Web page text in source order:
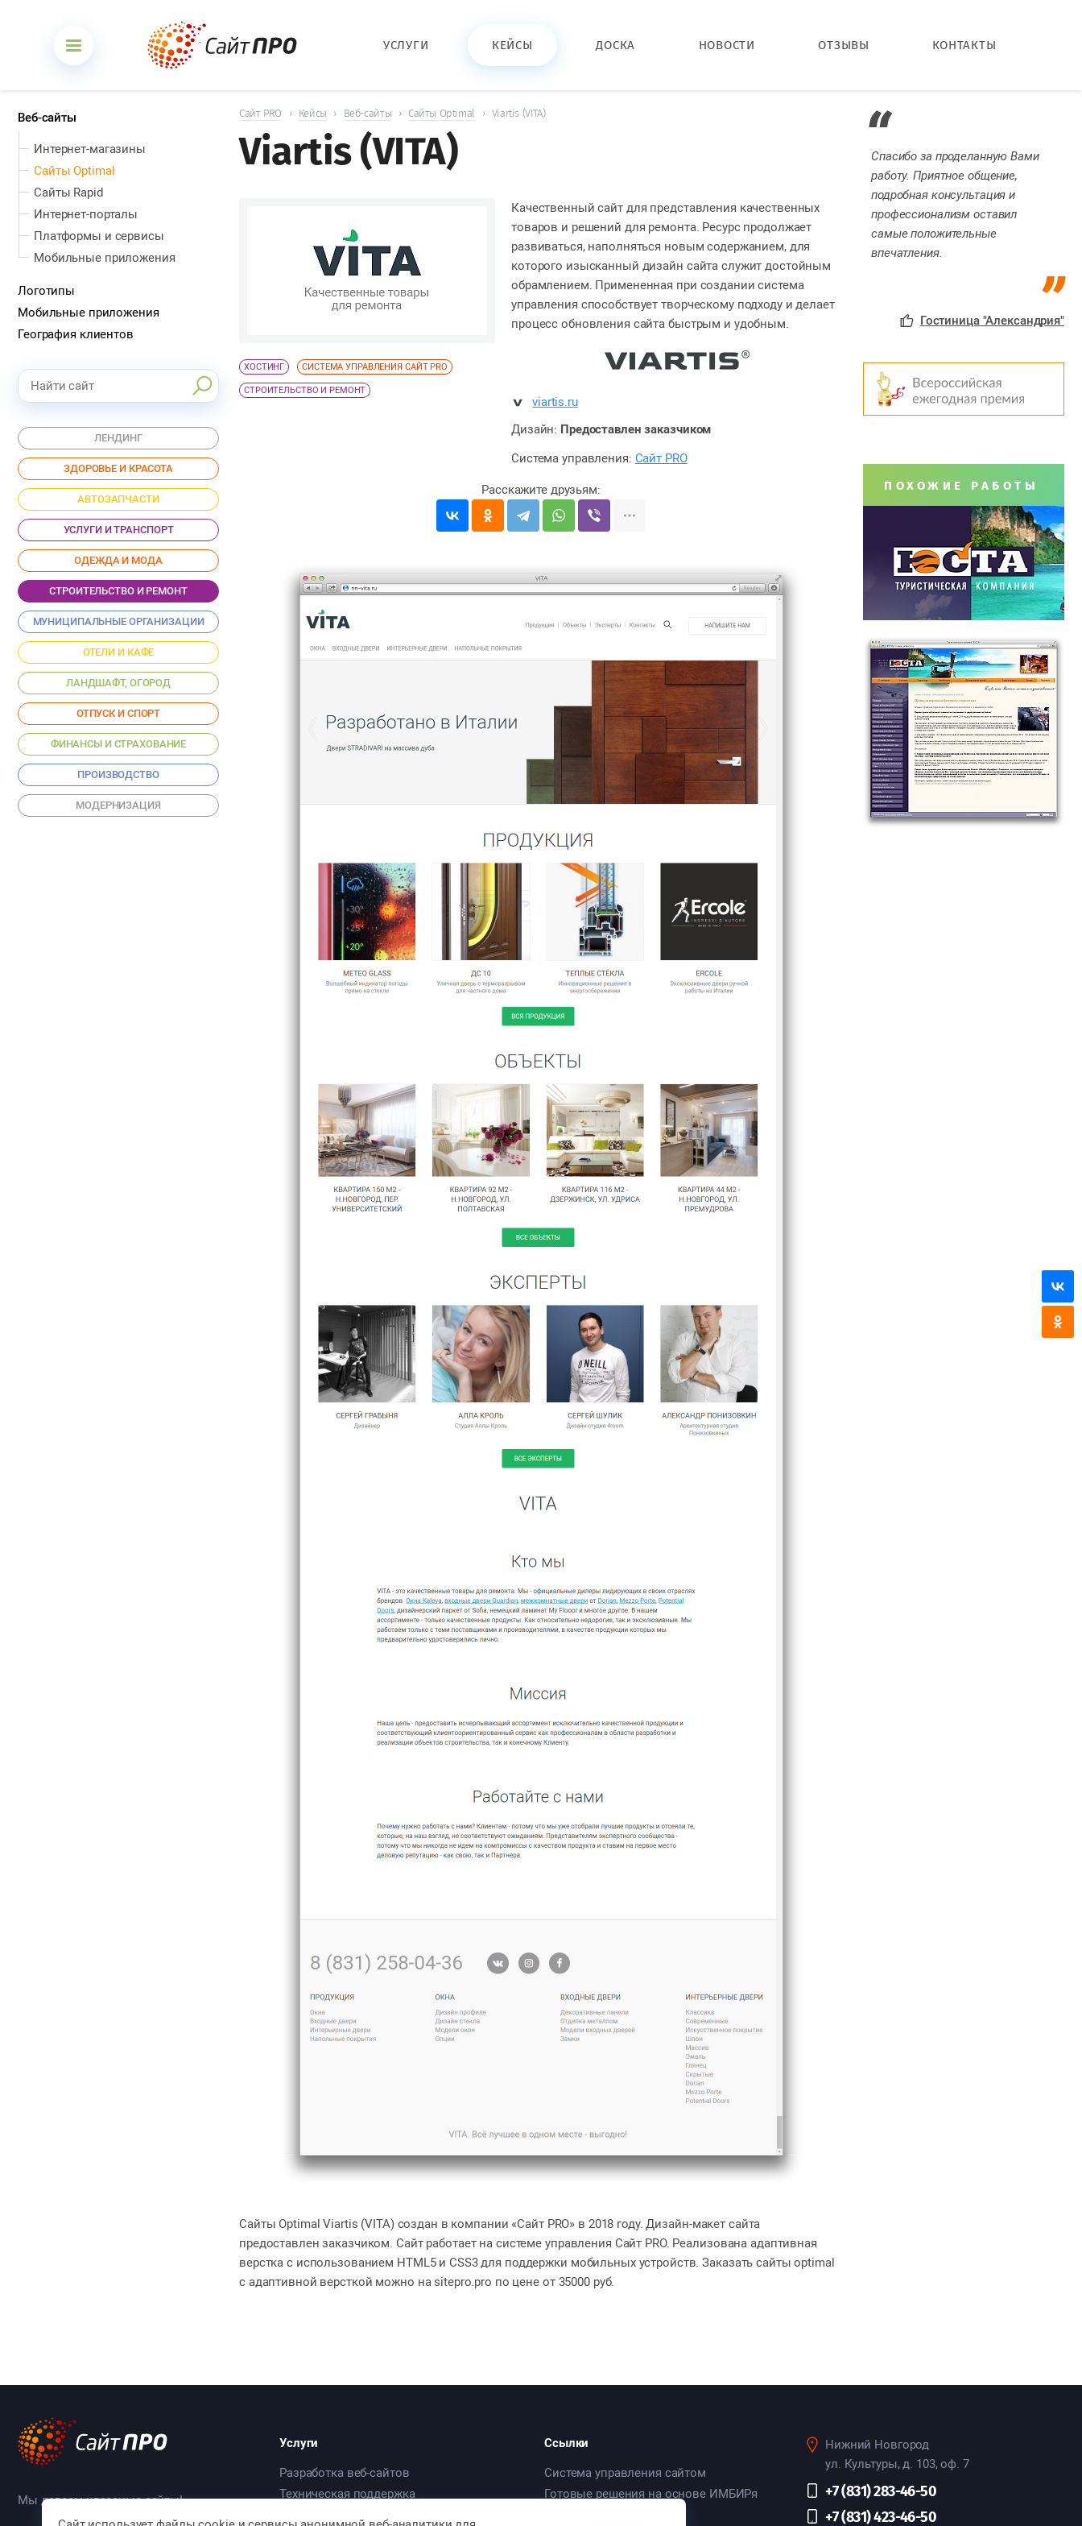
Сайт PRO › Кейсы › Веб-сайты › Сайты Optimal › Viartis (VITA)
Viartis (VITA)
ХОСТИНГ СИСТЕМА УПРАВЛЕНИЯ САЙТ PRO
СТРОИТЕЛЬСТВО И РЕМОНТ
Качественный сайт для представления качественных
товаров и решений для ремонта. Ресурс продолжает
развиваться, наполняться новым содержанием, для
которого изысканный дизайн сайта служит достойным
обрамлением. Примененная при создании система
управления способствует творческому подходу и делает
процесс обновления сайта быстрым и удобным.
viartis.ru
Дизайн: Предоставлен заказчиком
Система управления: Сайт PRO
Сайты Optimal Viartis (VITA) создан в компании «Сайт PRO» в 2018 году. Дизайн-макет сайта
предоставлен заказчиком. Сайт работает на системе управления Сайт PRO. Реализована адаптивная
верстка с использованием HTML5 и CSS3 для поддержки мобильных устройств. Заказать сайты optimal
с адаптивной версткой можно на sitepro.pro по цене от 35000 руб.
Веб-сайты
Интернет-магазины
Сайты Optimal
Сайты Rapid
Интернет-порталы
Платформы и сервисы
Мобильные приложения
Логотипы
Мобильные приложения
География клиентов
ЛЕНДИНГ
ЗДОРОВЬЕ И КРАСОТА
АВТОЗАПЧАСТИ
УСЛУГИ И ТРАНСПОРТ
ОДЕЖДА И МОДА
СТРОИТЕЛЬСТВО И РЕМОНТ
МУНИЦИПАЛЬНЫЕ ОРГАНИЗАЦИИ
ОТЕЛИ И КАФЕ
ЛАНДШАФТ, ОГОРОД
ОТПУСК И СПОРТ
ФИНАНСЫ И СТРАХОВАНИЕ
ПРОИЗВОДСТВО
МОДЕРНИЗАЦИЯ
Спасибо за проделанную Вами
работу. Приятное общение,
подробная консультация и
профессионализм оставил
самые положительные
впечатления.
Гостиница "Александрия"
ПОХОЖИЕ РАБОТЫ
УСЛУГИ КЕЙСЫ ДОСКА НОВОСТИ ОТЗЫВЫ КОНТАКТЫ
Мы делаем классные сайты!
Услуги
Разработка веб-сайтов
Техническая поддержка
Ссылки
Система управления сайтом
Готовые решения на основе ИМБИРя
Нижний Новгород
ул. Культуры, д. 103, оф. 7
+7 (831) 283-46-50
+7 (831) 423-46-50